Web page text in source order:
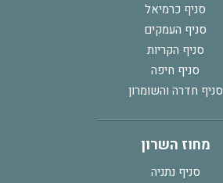
סניף כרמיאל
סניף העמקים
סניף הקריות
סניף חיפה
סניף חדרה והשומרון
מחוז השרון
סניף נתניה